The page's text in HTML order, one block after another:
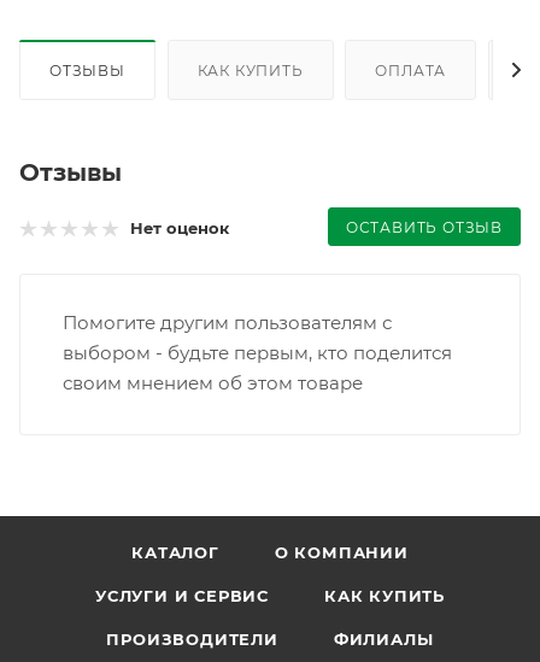
ОТЗЫВЫ КАК КУПИТЬ ОПЛАТА
Отзывы
Нет оценок ОСТАВИТЬ ОТЗЫВ
Помогите другим пользователям с
выбором - будьте первым, кто поделится
своим мнением об этом товаре
КАТАЛОГ О КОМПАНИИ
УСЛУГИ И СЕРВИС КАК КУПИТЬ
ПРОИЗВОДИТЕЛИ ФИЛИАЛЫ